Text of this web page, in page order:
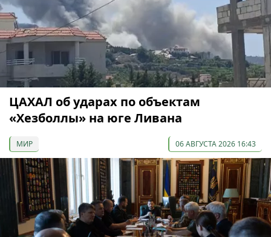
ЦАХАЛ об ударах по объектам
«Хезболлы» на юге Ливана
МИР 06 АВГУСТА 2026 16:43